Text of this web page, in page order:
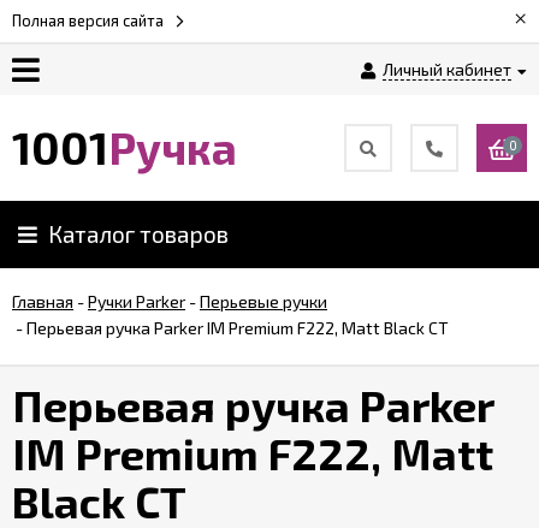
Полная версия сайта ×
Личный кабинет
Возврат
Обзоры
ручек
Контакты
1001Ручка 0
Каталог товаров
Главная -Ручки Parker -Перьевые ручки
-Перьевая ручка Parker IM Premium F222, Matt Black CT
Перьевая ручка Parker
IM Premium F222, Matt
Black CT